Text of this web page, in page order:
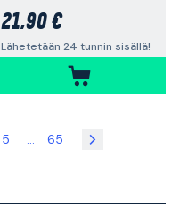
21,90 €
Lähetetään 24 tunnin sisällä!
5 ... 65